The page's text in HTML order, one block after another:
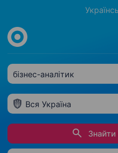
бізнес-аналітик
Вся Україна
Знайти